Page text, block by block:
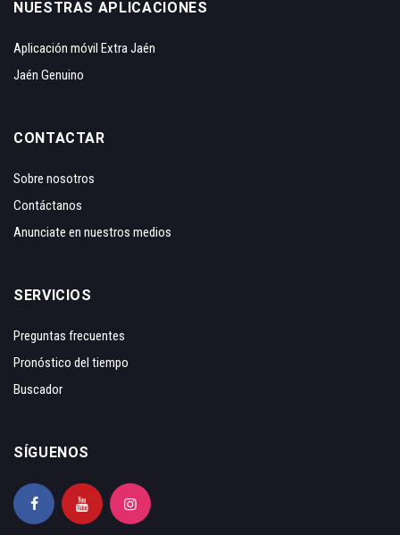
NUESTRAS APLICACIONES
Aplicación móvil Extra Jaén
Jaén Genuino
CONTACTAR
Sobre nosotros
Contáctanos
Anunciate en nuestros medios
SERVICIOS
Preguntas frecuentes
Pronóstico del tiempo
Buscador
SÍGUENOS